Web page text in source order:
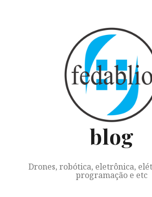
blog
Drones, robótica, eletrônica,
programação e etc